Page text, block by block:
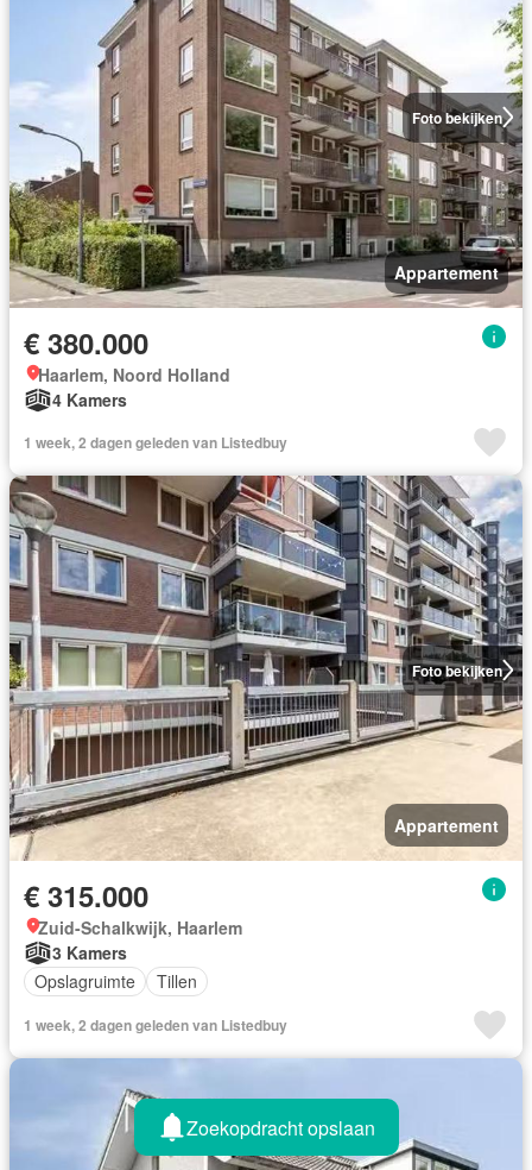
Foto bekijken
Appartement
€ 380.000
Haarlem, Noord Holland
4 Kamers
1 week, 2 dagen geleden van Listedbuy
Foto bekijken
Appartement
€ 315.000
Zuid-Schalkwijk, Haarlem
3 Kamers
Opslagruimte
Tillen
1 week, 2 dagen geleden van Listedbuy
Zoekopdracht opslaan